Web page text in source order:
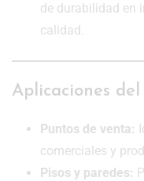
de durabilidad en
calidad.
Aplicaciones
Puntos de venta:
comerciales y
Pisos y paredes: